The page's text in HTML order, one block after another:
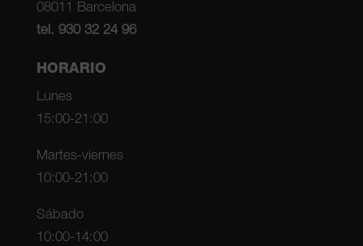
08011 Barcelona
tel. 930 32 24 96
HORARIO
Lunes
15:00-21:00
Martes-viernes
10:00-21:00
Sábado
10:00-14:00